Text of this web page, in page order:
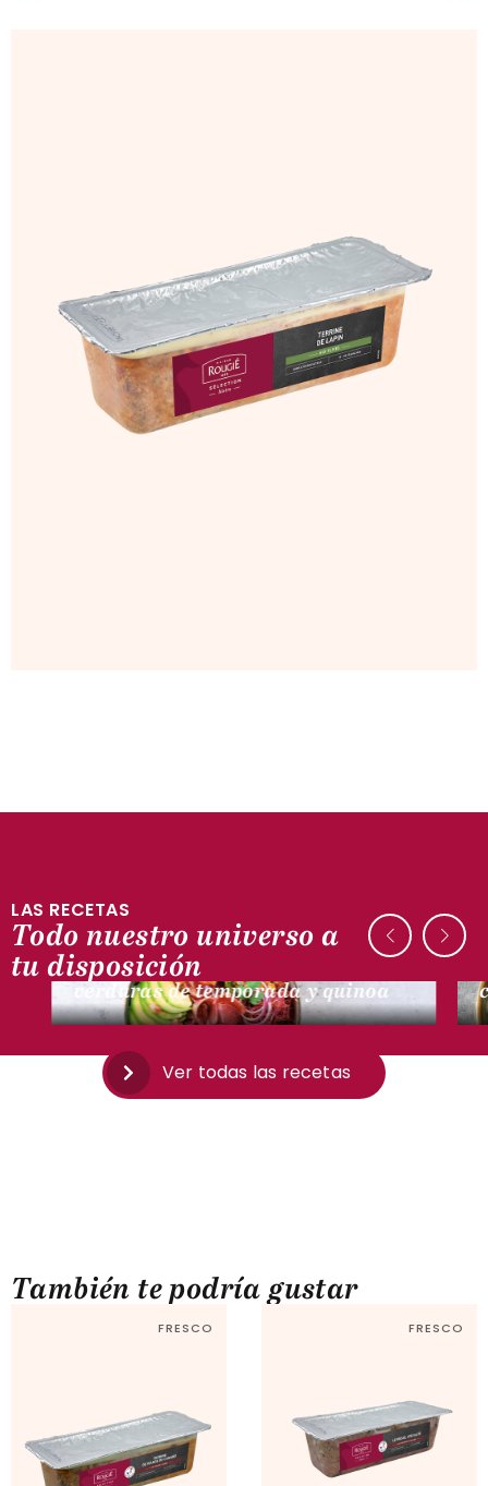
LAS RECETAS
Todo nuestro universo a
tu disposición
CON PATO
Poké bowl con magret ahumado,
verduras de temporada y quinoa
Ver todas las recetas
También te podría gustar
FRESCO FRESCO